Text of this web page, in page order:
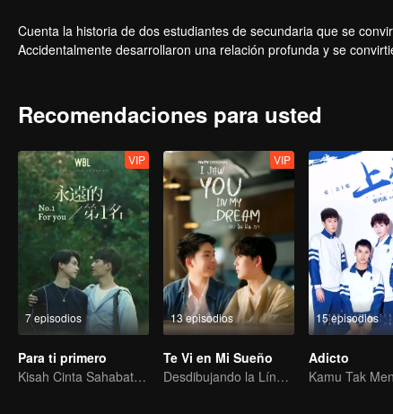
Cuenta la historia de dos estudiantes de secundaria que se
Accidentalmente desarrollaron una relación profunda y se
Recomendaciones para usted
7 episodios
VIP
Para ti primero
Kisah Cinta Sahabat Masa Kecil
13 episodios
VIP
Te Vi en Mi Sueño
Desdibujando la Línea entre Sueños y Realidad
15 episodios
Adicto